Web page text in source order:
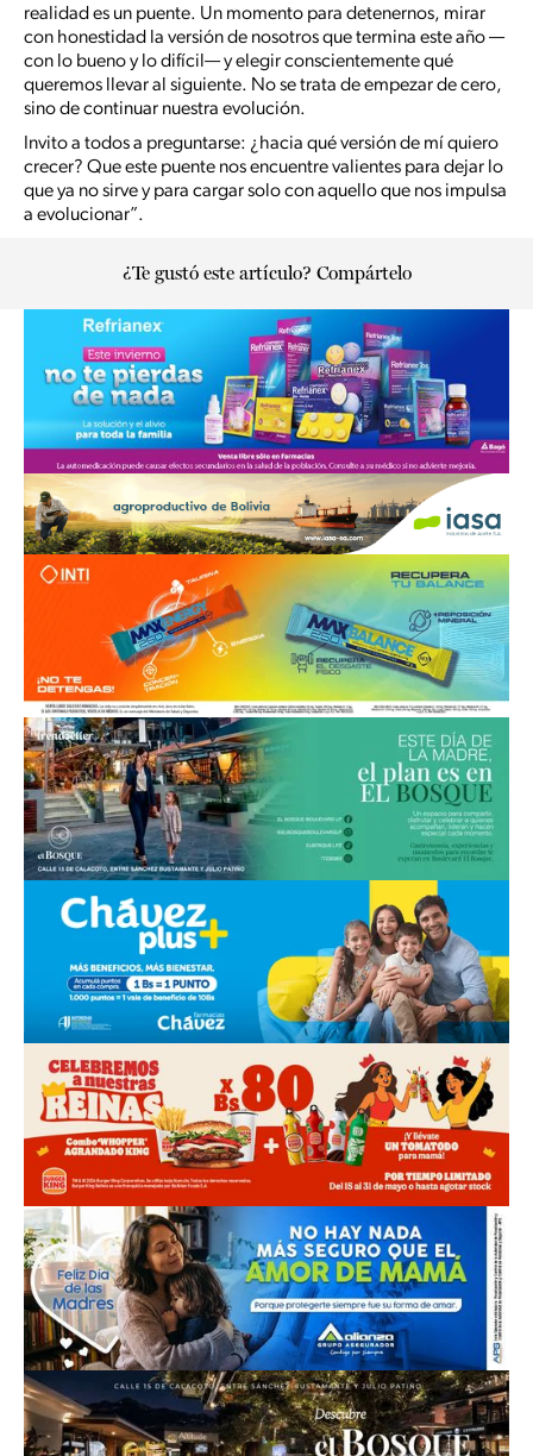
realidad es un puente. Un momento para detenernos, mirar
con honestidad la versión de nosotros que termina este año —
con lo bueno y lo difícil— y elegir conscientemente qué
queremos llevar al siguiente. No se trata de empezar de cero,
sino de continuar nuestra evolución.
Invito a todos a preguntarse: ¿hacia qué versión de mí quiero
crecer? Que este puente nos encuentre valientes para dejar lo
que ya no sirve y para cargar solo con aquello que nos impulsa
a evolucionar”.
¿Te gustó este artículo? Compártelo